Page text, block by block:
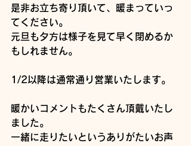
是非お立ち寄り頂いて、暖まっていっ
てください。
元旦も夕方は様子を見て早く閉めるか
もしれません。
1/2以降は通常通り営業いたします。
暖かいコメントもたくさん頂戴いたし
ました。
一緒に走りたいというありがたいお声